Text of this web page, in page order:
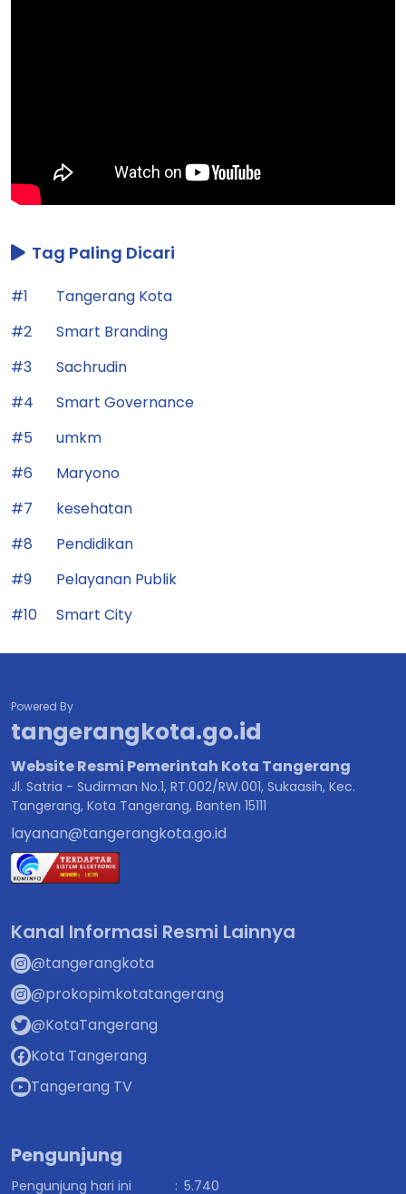
Tag Paling Dicari
#1
Tangerang Kota
#2
Smart Branding
#3
Sachrudin
#4
Smart Governance
#5
umkm
#6
Maryono
#7
kesehatan
#8
Pendidikan
#9
Pelayanan Publik
#10
Smart City
Powered By
tangerangkota.go.id
Website Resmi Pemerintah Kota Tangerang
Jl. Satria - Sudirman No.1, RT.002/RW.001, Sukaasih, Kec.
Tangerang, Kota Tangerang, Banten 15111
layanan@tangerangkota.go.id
Kanal Informasi Resmi Lainnya
@tangerangkota
@prokopimkotatangerang
@KotaTangerang
Kota Tangerang
Tangerang TV
Pengunjung
Pengunjung hari ini : 5.740